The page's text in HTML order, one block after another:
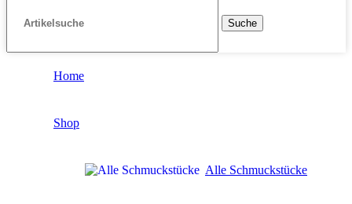
Suche
Home
Shop
Alle Schmuckstücke